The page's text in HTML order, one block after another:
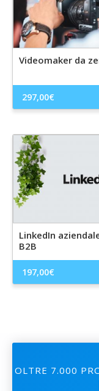
Videomaker da
297,00€
LinkedIn
B2B
197,00€
OLTRE 7.000